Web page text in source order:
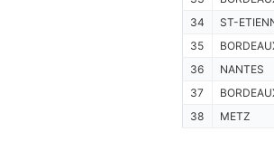
34
ST-
35
36
NANTES
37
38
METZ